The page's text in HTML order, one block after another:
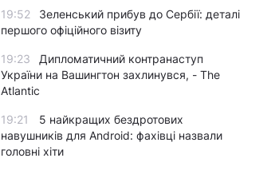
19:52
Зеленський прибув до Сербії: деталі
першого офіційного візиту
19:23
Дипломатичний контранаступ
України на Вашингтон захлинувся, - The
Atlantic
19:21
5 найкращих бездротових
навушників для Android: фахівці назвали
головні хіти